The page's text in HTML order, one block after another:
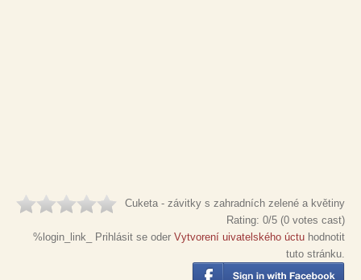
Cuketa - závitky s zahradních zelené a květiny
Rating: 0/5 (0 votes cast)
%login_link_ Prihlásit se oder Vytvorení uivatelského úctu hodnotit
tuto stránku.